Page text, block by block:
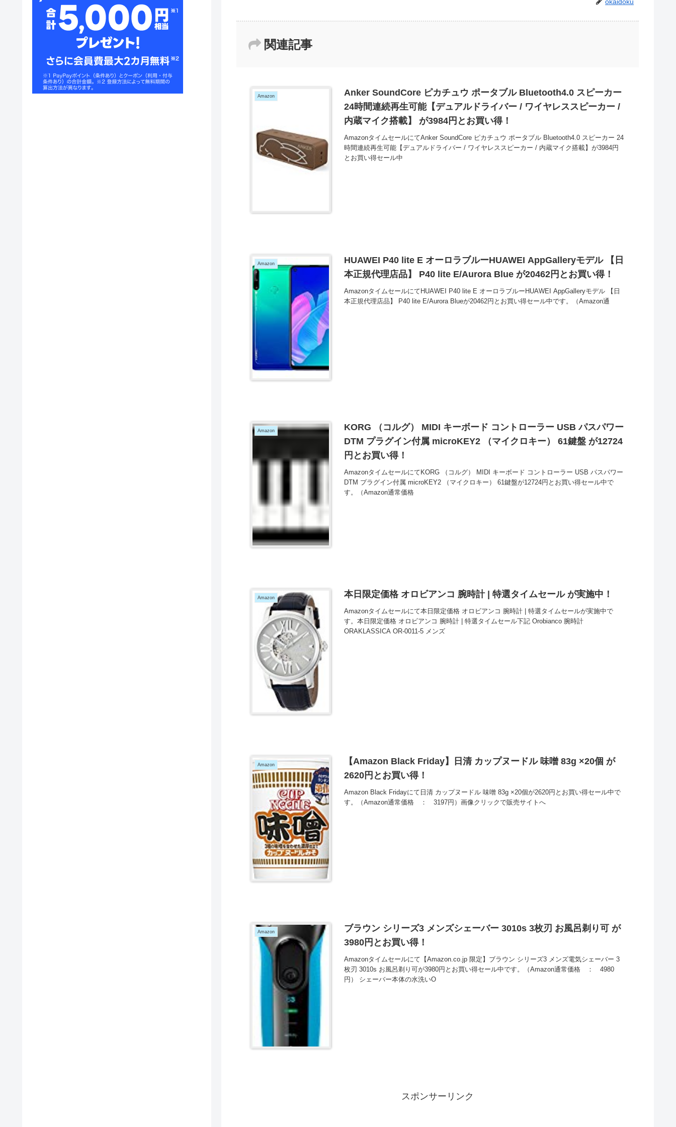
関連記事
Amazon
Anker SoundCore ピカチュウ ポータブル Bluetooth4.0 スピーカー
24時間連続再生可能【デュアルドライバー / ワイヤレススピーカー /
内蔵マイク搭載】 が3984円とお買い得！
AmazonタイムセールにてAnker SoundCore ピカチュウ ポータブル Bluetooth4.0 スピーカー 24
時間連続再生可能【デュアルドライバー / ワイヤレススピーカー / 内蔵マイク搭載】が3984円
とお買い得セール中
Amazon
HUAWEI P40 lite E オーロラブルーHUAWEI AppGalleryモデル 【日
本正規代理店品】 P40 lite E/Aurora Blue が20462円とお買い得！
AmazonタイムセールにてHUAWEI P40 lite E オーロラブルーHUAWEI AppGalleryモデル 【日
本正規代理店品】 P40 lite E/Aurora Blueが20462円とお買い得セール中です。（Amazon通
Amazon
KORG （コルグ） MIDI キーボード コントローラー USB パスパワー
DTM プラグイン付属 microKEY2 （マイクロキー） 61鍵盤 が12724
円とお買い得！
AmazonタイムセールにてKORG （コルグ） MIDI キーボード コントローラー USB パスパワー
DTM プラグイン付属 microKEY2 （マイクロキー） 61鍵盤が12724円とお買い得セール中で
す。（Amazon通常価格
Amazon 本日限定価格 オロビアンコ 腕時計 | 特選タイムセール が実施中！
Amazonタイムセールにて本日限定価格 オロビアンコ 腕時計 | 特選タイムセールが実施中で
す。本日限定価格 オロビアンコ 腕時計 | 特選タイムセール下記 Orobianco 腕時計
ORAKLASSICA OR-0011-5 メンズ
Amazon
【Amazon Black Friday】日清 カップヌードル 味噌 83g ×20個 が
2620円とお買い得！
Amazon Black Fridayにて日清 カップヌードル 味噌 83g ×20個が2620円とお買い得セール中で
す。（Amazon通常価格 ： 3197円）画像クリックで販売サイトへ
Amazon
ブラウン シリーズ3 メンズシェーバー 3010s 3枚刃 お風呂剃り可 が
3980円とお買い得！
Amazonタイムセールにて【Amazon.co.jp 限定】ブラウン シリーズ3 メンズ電気シェーバー 3
枚刃 3010s お風呂剃り可が3980円とお買い得セール中です。（Amazon通常価格 ： 4980
円） シェーバー本体の水洗いO
スポンサーリンク